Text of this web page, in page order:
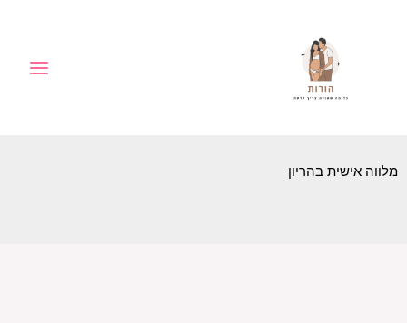
מלווה אישית בהריון